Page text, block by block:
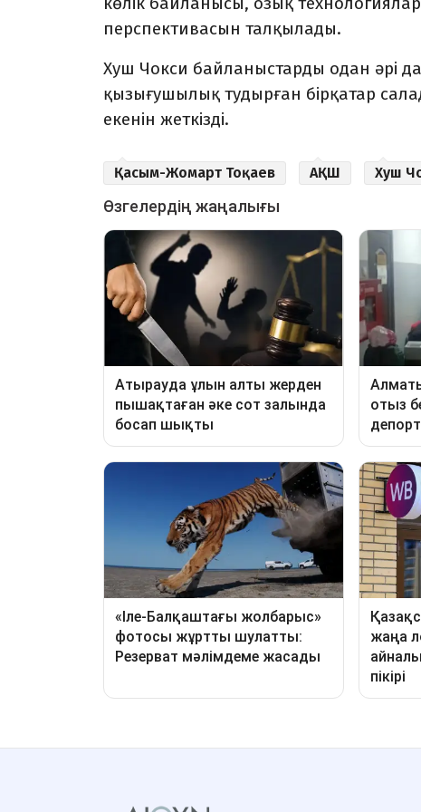
перспективасын талқылады.
Хуш Чокси байланыстарды одан әрі
қызығушылық тудырған бірқатар
екенін жеткізді.
Қасым-Жомарт Тоқаев АҚШ Хуш